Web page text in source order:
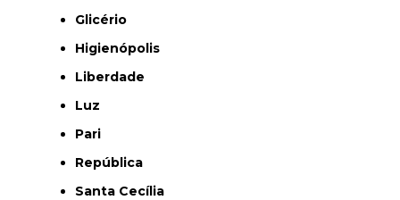
Glicério
Higienópolis
Liberdade
Luz
Pari
República
Santa Cecília